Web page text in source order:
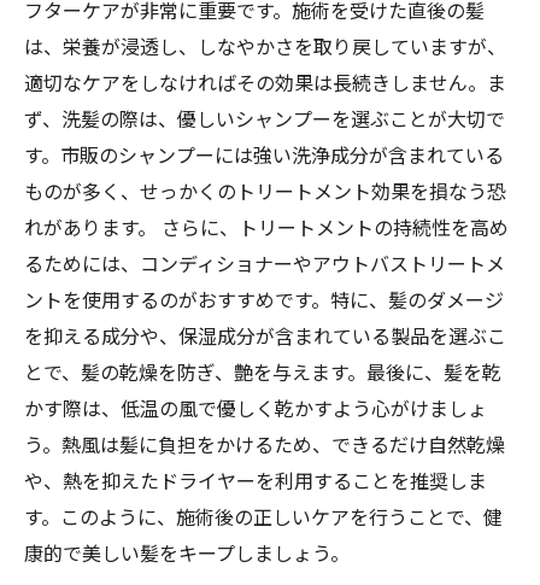
フターケアが非常に重要です。施術を受けた直後の髪
は、栄養が浸透し、しなやかさを取り戻していますが、
適切なケアをしなければその効果は長続きしません。ま
ず、洗髪の際は、優しいシャンプーを選ぶことが大切で
す。市販のシャンプーには強い洗浄成分が含まれている
ものが多く、せっかくのトリートメント効果を損なう恐
れがあります。 さらに、トリートメントの持続性を高め
るためには、コンディショナーやアウトバストリートメ
ントを使用するのがおすすめです。特に、髪のダメージ
を抑える成分や、保湿成分が含まれている製品を選ぶこ
とで、髪の乾燥を防ぎ、艶を与えます。最後に、髪を乾
かす際は、低温の風で優しく乾かすよう心がけましょ
う。熱風は髪に負担をかけるため、できるだけ自然乾燥
や、熱を抑えたドライヤーを利用することを推奨しま
す。このように、施術後の正しいケアを行うことで、健
康的で美しい髪をキープしましょう。